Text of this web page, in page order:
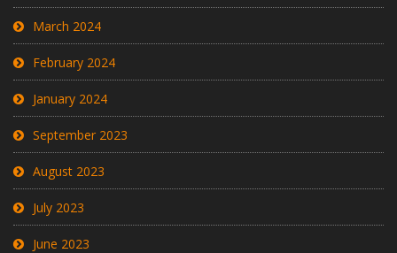
March 2024
February 2024
January 2024
September 2023
August 2023
July 2023
June 2023